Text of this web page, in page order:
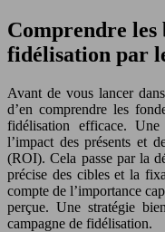
Comprendre les
fidélisation par
Avant de vous lancer
d’en comprendre les
fidélisation efficace. Une
l’impact des présents et
(ROI). Cela passe par la
précise des cibles et la
compte de l’importance
perçue. Une stratégie
campagne de fidélisation.